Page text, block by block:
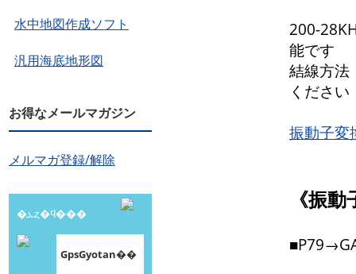
水中地図作成ソフト
汎用海底地形図
お得なメールマガジン
メルマガ登録/解除
�ܥȥ�ϥ���
GpsGyotan��
200-
能です
結線方
ください
振動子変
《振